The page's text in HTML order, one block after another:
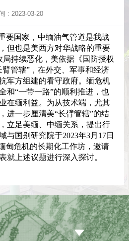
: 2023-03-20
要国家，中缅油气管道是我战
但也是美西方对华战略的重要
局持续恶化，美依据《国防授权
管辖”，在外交、军事和经济
军方组建的看守政府。缅危机
和“一带一路”的顺利推进，也
在缅利益。为从技术端，尤其
进一步厘清美“长臂管辖”的结
立足美缅、中缅关系，提出行
与国别研究院于2023年3月17日
甸危机的长期化工作坊，邀请
就上述议题进行深入探讨。